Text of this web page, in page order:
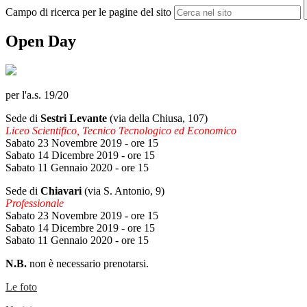
Campo di ricerca per le pagine del sito
Open Day
per l'a.s. 19/20
Sede di Sestri Levante (via della Chiusa, 107)
Liceo Scientifico, Tecnico Tecnologico ed Economico
Sabato 23 Novembre 2019 - ore 15
Sabato 14 Dicembre 2019 - ore 15
Sabato 11 Gennaio 2020 - ore 15
Sede di Chiavari (via S. Antonio, 9)
Professionale
Sabato 23 Novembre 2019 - ore 15
Sabato 14 Dicembre 2019 - ore 15
Sabato 11 Gennaio 2020 - ore 15
N.B. non è necessario prenotarsi.
Le foto